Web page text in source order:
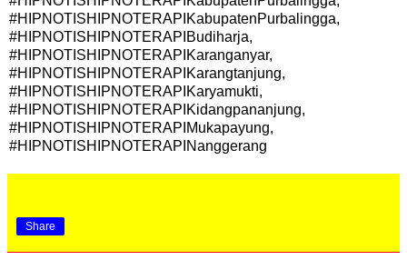
#HIPNOTISHIPNOTERAPIKabupatenPurbalingga,
#HIPNOTISHIPNOTERAPIBudiharja,
#HIPNOTISHIPNOTERAPIKaranganyar,
#HIPNOTISHIPNOTERAPIKarangtanjung,
#HIPNOTISHIPNOTERAPIKaryamukti,
#HIPNOTISHIPNOTERAPIKidangpananjung,
#HIPNOTISHIPNOTERAPIMukapayung,
#HIPNOTISHIPNOTERAPINanggerang
Share